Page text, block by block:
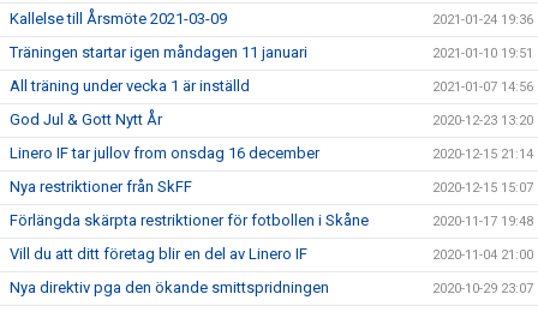
Kallelse till Årsmöte 2021-03-09 2021-01-24 19:36
Träningen startar igen måndagen 11 januari 2021-01-10 19:51
All träning under vecka 1 är inställd 2021-01-07 14:56
God Jul & Gott Nytt År 2020-12-23 13:20
Linero IF tar jullov from onsdag 16 december 2020-12-15 21:14
Nya restriktioner från SkFF 2020-12-15 15:07
Förlängda skärpta restriktioner för fotbollen i Skåne 2020-11-17 19:48
Vill du att ditt företag blir en del av Linero IF 2020-11-04 21:00
Nya direktiv pga den ökande smittspridningen 2020-10-29 23:07